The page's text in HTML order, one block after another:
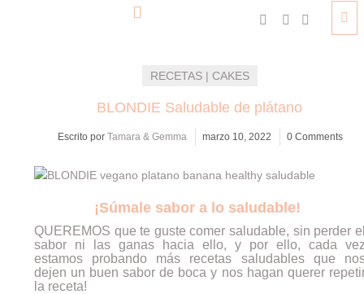
RECETAS | CAKES
BLONDIE Saludable de plátano
Escrito porTamara & Gemma marzo 10, 2022 0 Comments
¡Súmale sabor a lo saludable!
QUEREMOS que te guste comer saludable, sin perder
sabor ni las ganas hacia ello, y por ello, cada
estamos probando más recetas saludables que
dejen un buen sabor de boca y nos hagan querer
la receta!